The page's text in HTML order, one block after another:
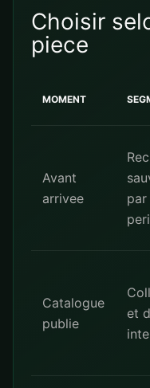
Choisir
piece
MOMENT
Avant
arrivee
Catalogue
publie
et